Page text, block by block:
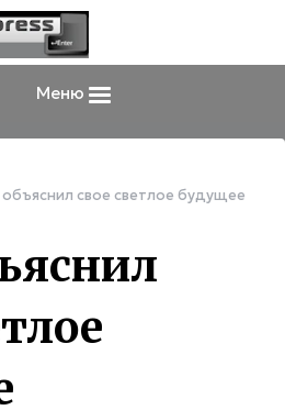
Меню
объяснил свое светлое будущее